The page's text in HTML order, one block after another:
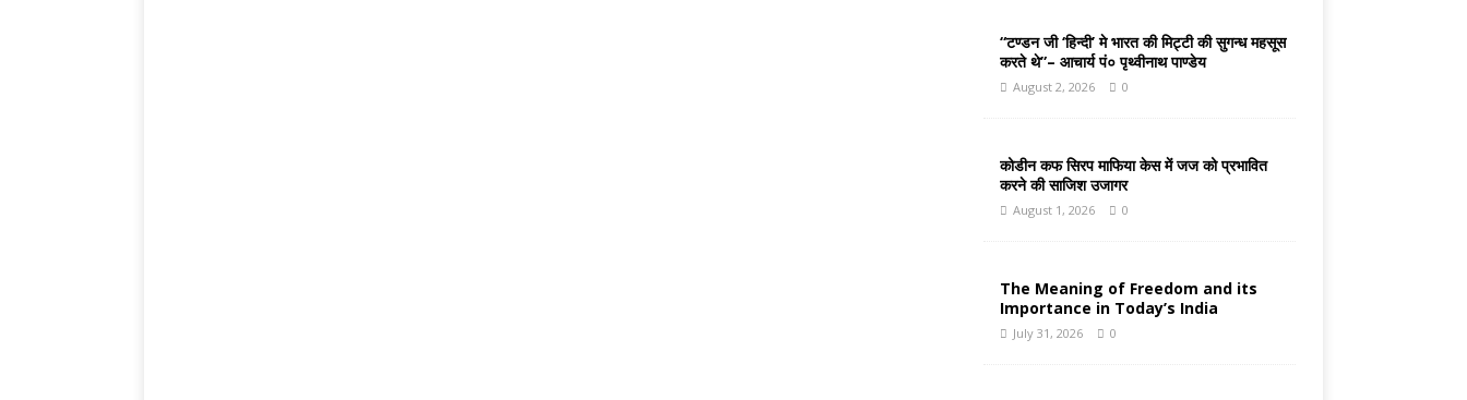
“टण्डन जी ‘हिन्दी’ मे भारत की मिट्टी की सुगन्ध महसूस
करते थे”– आचार्य पं० पृथ्वीनाथ पाण्डेय
August 2, 2026 0
कोडीन कफ सिरप माफिया केस में जज को प्रभावित
करने की साजिश उजागर
August 1, 2026 0
The Meaning of Freedom and its
Importance in Today’s India
July 31, 2026 0